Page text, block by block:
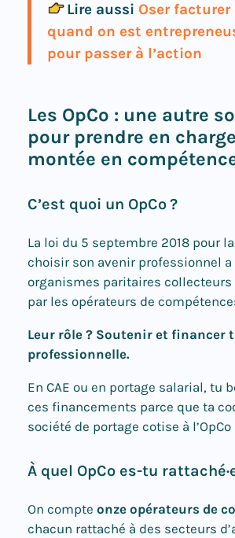
Lire aussi Oser
quand on est
pour passer à l’action
Les OpCo : une autre
pour prendre en
montée en
C’est quoi un OpCo ?
La loi du 5 septembre 2018 pour
choisir son avenir professionnel
organismes paritaires collecteurs
par les opérateurs de
Leur rôle ? Soutenir et financer
professionnelle.
En CAE ou en portage salarial, tu
ces financements parce que ta
société de portage cotise à
À quel OpCo es-tu
On compte onze opérateurs de
chacun rattaché à des secteurs